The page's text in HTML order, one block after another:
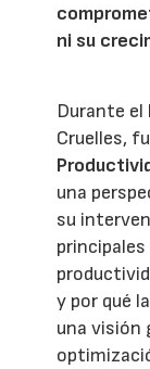
ni su
Durante el
Cruelles,
una
su
y por qué
una visión